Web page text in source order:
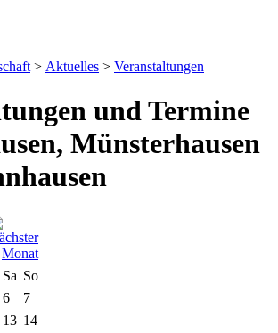
> Aktuelles > Veranstaltungen
und Termine
Münsterhausen
Sa So
6
7
13 14